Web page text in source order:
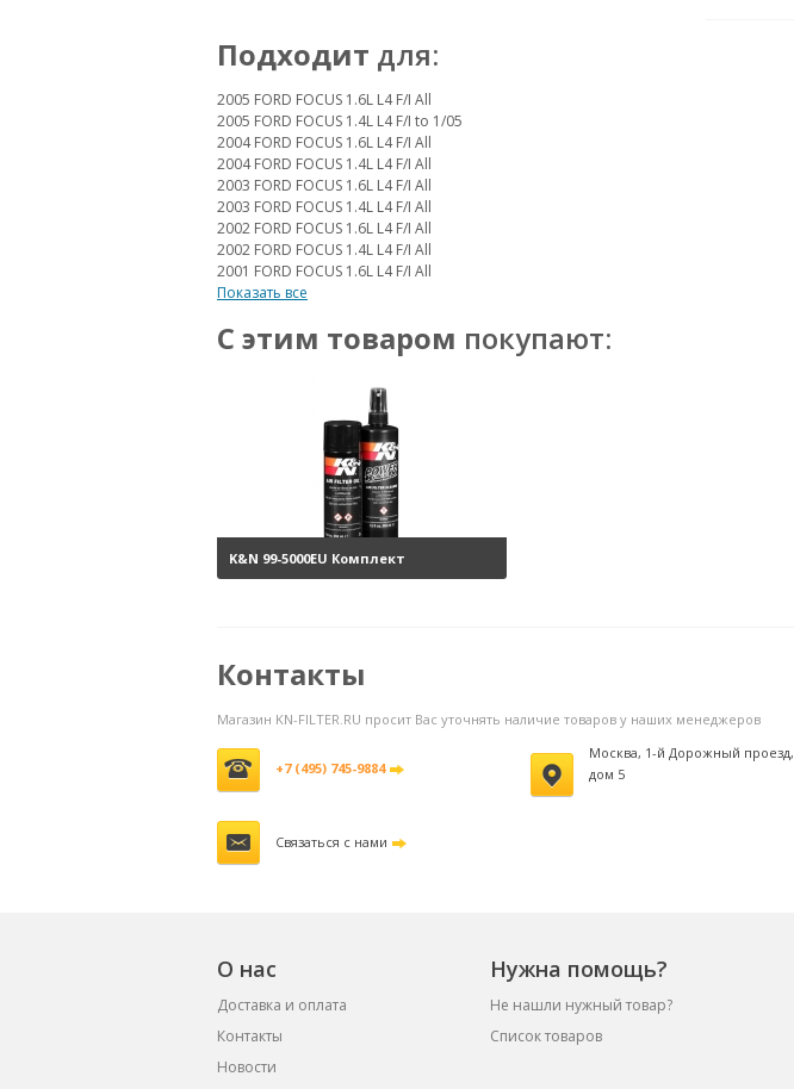
Подходит для:
2005 FORD FOCUS 1.6L L4 F/I All
2005 FORD FOCUS 1.4L L4 F/I to 1/05
2004 FORD FOCUS 1.6L L4 F/I All
2004 FORD FOCUS 1.4L L4 F/I All
2003 FORD FOCUS 1.6L L4 F/I All
2003 FORD FOCUS 1.4L L4 F/I All
2002 FORD FOCUS 1.6L L4 F/I All
2002 FORD FOCUS 1.4L L4 F/I All
2001 FORD FOCUS 1.6L L4 F/I All
Показать все
С этим товаром покупают:
K&N 99-5000EU Комплект
Контакты
Магазин KN-FILTER.RU просит Вас уточнять наличие товаров у наших менеджеров
+7 (495) 745-9884
Москва, 1-й Дорожный проезд,
дом 5
Связаться с нами
О нас Нужна помощь?
Доставка и оплата
Не нашли нужный товар?
Контакты
Список товаров
Новости